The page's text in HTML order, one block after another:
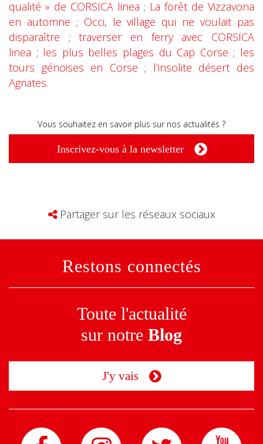
qualité » de CORSICA linea ; La forêt de Vizzavona
en automne ; Occi, le village qui ne voulait pas
disparaître ;traverser en ferry avec CORSICA
linea ; les plus belles plages du Cap Corse ; les
tours génoises en Corse ; l’insolite désert des
Agriates.
Vous souhaitez en savoir plus sur nos actualités ?
Inscrivez-vous à la newsletter
Partager sur les réseaux sociaux
Restons connectés
Toute l'actualité
sur notre Blog
J'y vais